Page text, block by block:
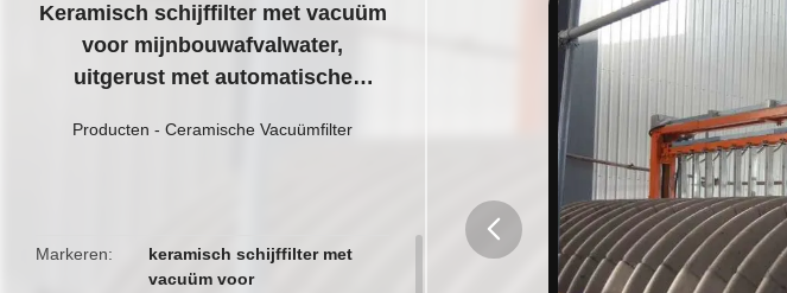
Keramisch schijffilter met vacuüm
voor mijnbouwafvalwater,
uitgerust met automatische
gegarandeerde filterprestaties
Producten - Ceramische Vacuümfilter
Markeren
keramisch schijffilter met
vacuüm voor